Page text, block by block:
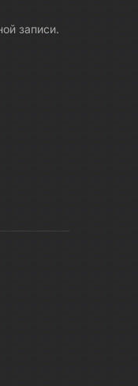
записи.